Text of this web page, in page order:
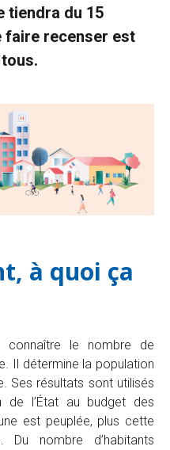
tiendra du 15
faire recenser est
à quoi ça
connaître le nombre de
Il détermine la population
Ses résultats sont utilisés
de l’État au budget des
est peuplée, plus cette
Du nombre d’habitants